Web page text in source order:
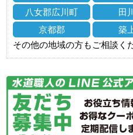
八女郡広川町
田
京都郡
築
その他の地域の方もご相談く